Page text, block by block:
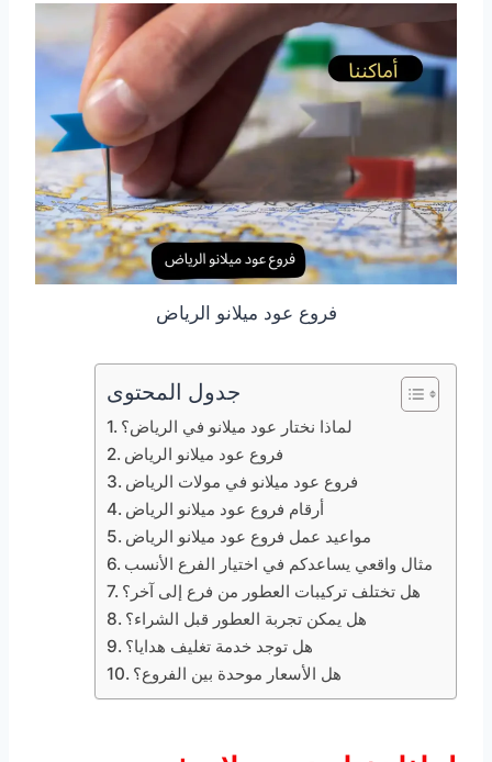
فروع عود ميلانو الرياض
جدول المحتوى
لماذا نختار عود ميلانو في الرياض؟
فروع عود ميلانو الرياض
فروع عود ميلانو في مولات الرياض
أرقام فروع عود ميلانو الرياض
مواعيد عمل فروع عود ميلانو الرياض
مثال واقعي يساعدكم في اختيار الفرع الأنسب
هل تختلف تركيبات العطور من فرع إلى آخر؟
هل يمكن تجربة العطور قبل الشراء؟
هل توجد خدمة تغليف هدايا؟
هل الأسعار موحدة بين الفروع؟